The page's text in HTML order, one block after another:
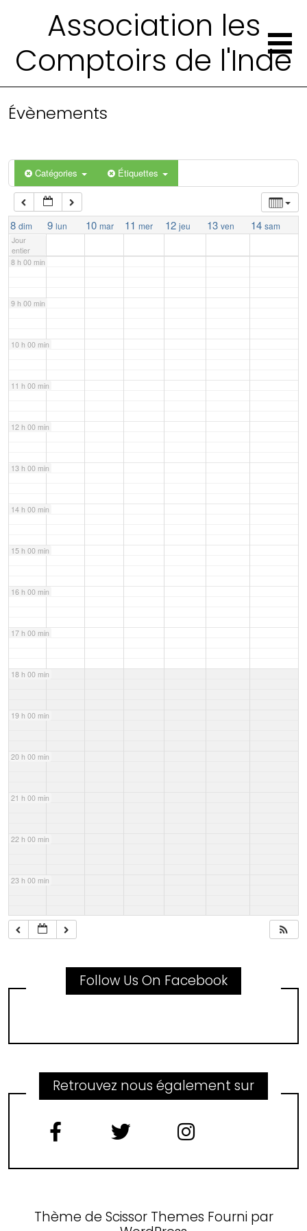
Association les
Comptoirs de l'Inde
Évènements
Catégories Étiquettes
8 dim 9 lun 10 mar 11 mer 12 jeu 13 ven 14 sam
Jour
entier
3 h 00 min
6 h 00 min
7 h 00 min
8 h 00 min
9 h 00 min
10 h 00 min
11 h 00 min
12 h 00 min
13 h 00 min
14 h 00 min
15 h 00 min
16 h 00 min
17 h 00 min
18 h 00 min
19 h 00 min
20 h 00 min
21 h 00 min
22 h 00 min
23 h 00 min
Follow Us On Facebook
Retrouvez nous également sur
Thème de Scissor Themes Fourni par